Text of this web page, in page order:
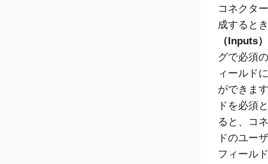
コネクタ
成すると
（Inputs）
グで必須
ィールド
ができま
ドを必須
ると、コ
ドのユー
フィール